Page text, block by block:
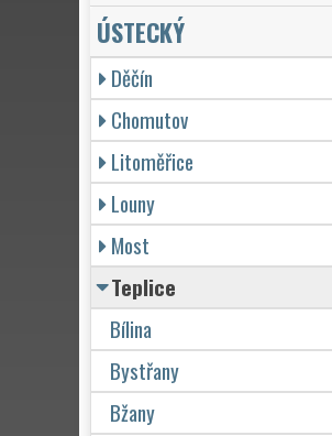
ÚSTECKÝ
Děčín
Chomutov
Litoměřice
Louny
Most
Teplice
Bílina
Bystřany
Bžany